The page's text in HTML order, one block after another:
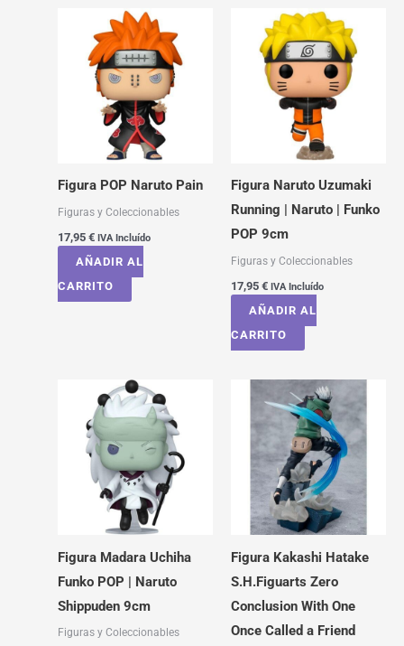
Figura POP Naruto Pain
Figuras y Coleccionables
17,95 € IVA Incluído
AÑADIR AL
CARRITO
Figura Naruto Uzumaki
Running | Naruto | Funko
POP 9cm
Figuras y Coleccionables
17,95 € IVA Incluído
AÑADIR AL
CARRITO
Figura Madara Uchiha
Funko POP | Naruto
Shippuden 9cm
Figuras y Coleccionables
Figura Kakashi Hatake
S.H.Figuarts Zero
Conclusion With One
Once Called a Friend